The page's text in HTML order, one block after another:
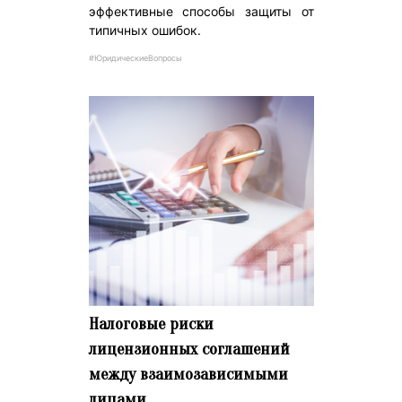
эффективные способы защиты от
типичных ошибок.
#ЮридическиеВопросы
Налоговые риски
лицензионных соглашений
между взаимозависимыми